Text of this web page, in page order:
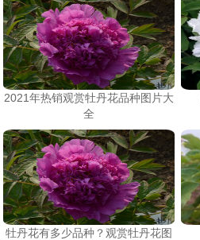
2021年热销观赏牡丹花品种图片大
全
牡丹花有多少品种？观赏牡丹花图